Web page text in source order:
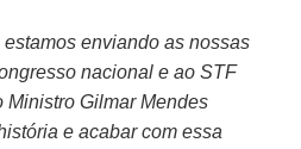
enviando as nossas
nacional e ao STF
Ministro Gilmar Mendes
e acabar com essa